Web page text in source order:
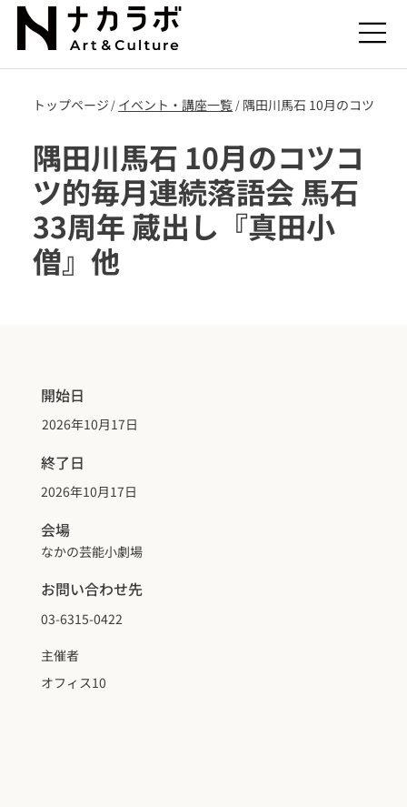
トップページ / ​イベント・講座一覧 / 隅田川馬石 10月のコツコツ
隅田川馬石 10月のコツコ
ツ的毎月連続落語会 馬石
33周年 蔵出し『真田小
僧』他
開始日
2026年10月17日
終了日
2026年10月17日
会場
なかの芸能小劇場
お問い合わせ先
03-6315-0422
主催者
オフィス10